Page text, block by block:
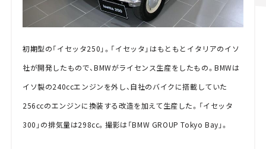
初期型の「イセッタ250」。「イセッタ」はもともとイタリアのイソ
社が開発したもので、BMWがライセンス生産をしたもの。BMWは
イソ製の240ccエンジンを外し、自社のバイクに搭載していた
256ccのエンジンに換装する改造を加えて生産した。「イセッタ
300」の排気量は298cc。撮影は「BMW GROUP Tokyo Bay」。